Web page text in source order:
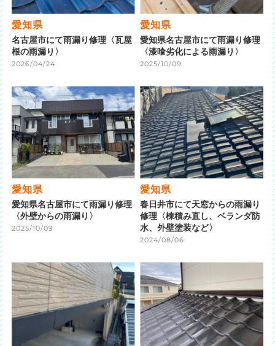
愛知県
名古屋市にて雨漏り修理〈瓦屋
根の雨漏り〉
2026/04/24
愛知県
愛知県名古屋市にて雨漏り修理
〈漆喰劣化による雨漏り〉
2025/10/09
愛知県
愛知県名古屋市にて雨漏り修理
〈外壁からの雨漏り〉
2025/10/09
愛知県
春日井市にて天窓からの雨漏り
修理〈棟積み直し、ベランダ防
水、外壁塗装など〉
2024/08/06